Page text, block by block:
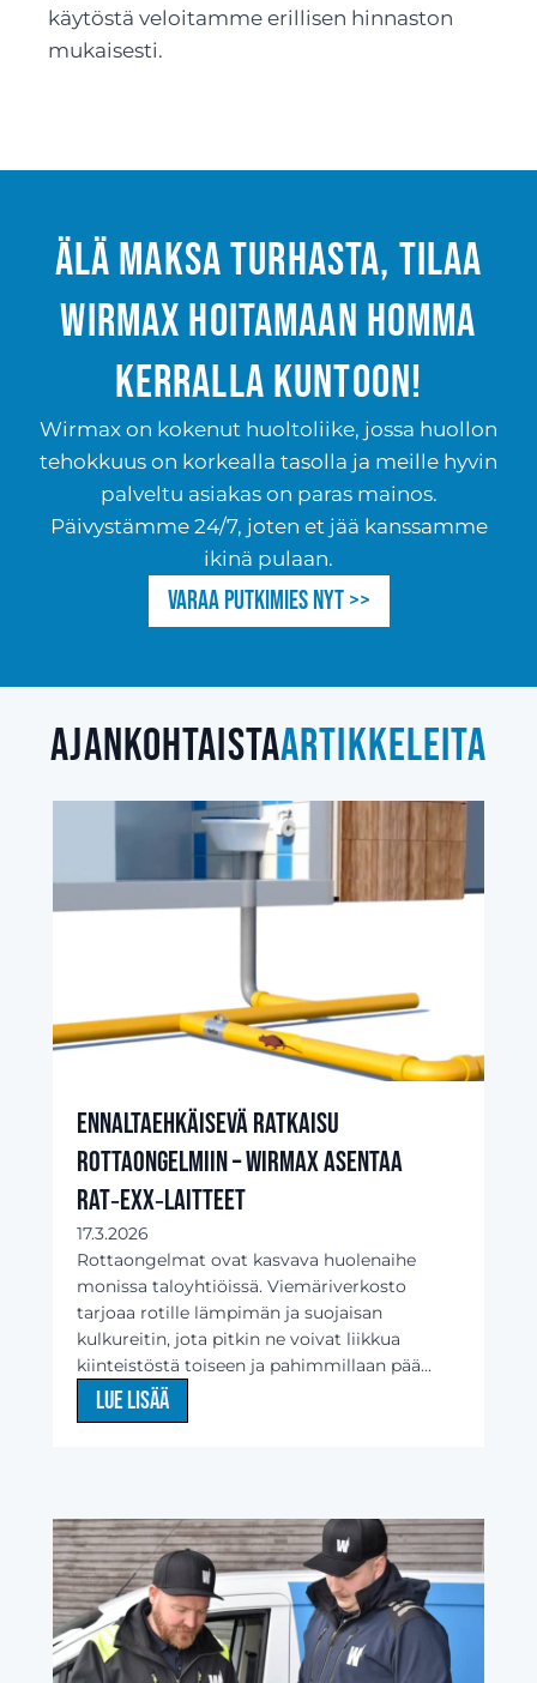
käytöstä veloitamme erillisen hinnaston
mukaisesti.
Älä maksa turhasta, tilaa
Wirmax hoitamaan homma
kerralla kuntoon!
Wirmax on kokenut huoltoliike, jossa huollon
tehokkuus on korkealla tasolla ja meille hyvin
palveltu asiakas on paras mainos.
Päivystämme 24/7, joten et jää kanssamme
ikinä pulaan.
Varaa putkimies nyt >>
Ajankohtaistaartikkeleita
Ennaltaehkäisevä ratkaisu
rottaongelmiin – Wirmax asentaa
Rat‑Exx‑laitteet
17.3.2026
Rottaongelmat ovat kasvava huolenaihe
monissa taloyhtiöissä. Viemäriverkosto
tarjoaa rotille lämpimän ja suojaisan
kulkureitin, jota pitkin ne voivat liikkua
kiinteistöstä toiseen ja pahimmillaan pää...
Lue lisää